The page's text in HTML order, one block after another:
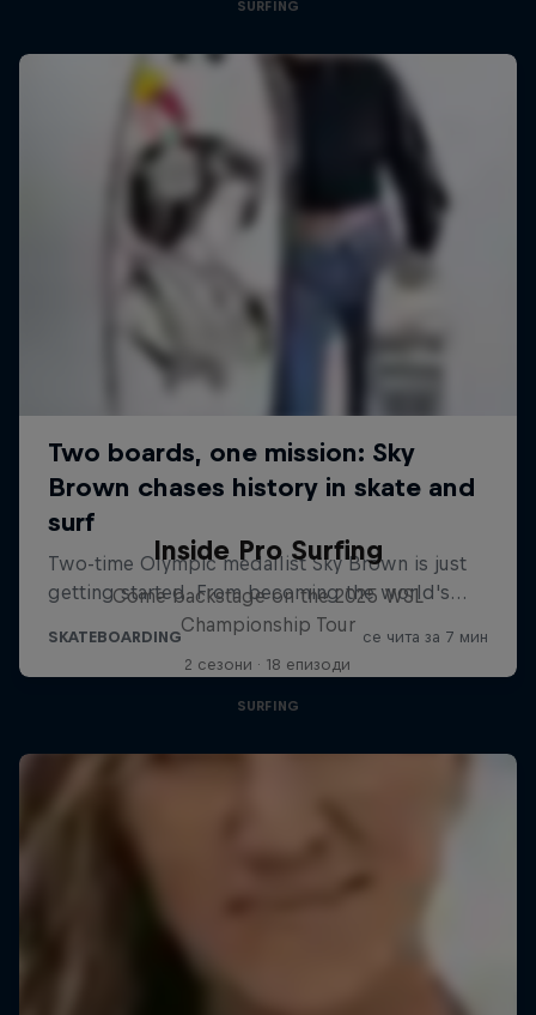
SURFING
Inside Pro Surfing
Come backstage on the 2025 WSL
Championship Tour
2 сезони · 18 епизоди
SURFING